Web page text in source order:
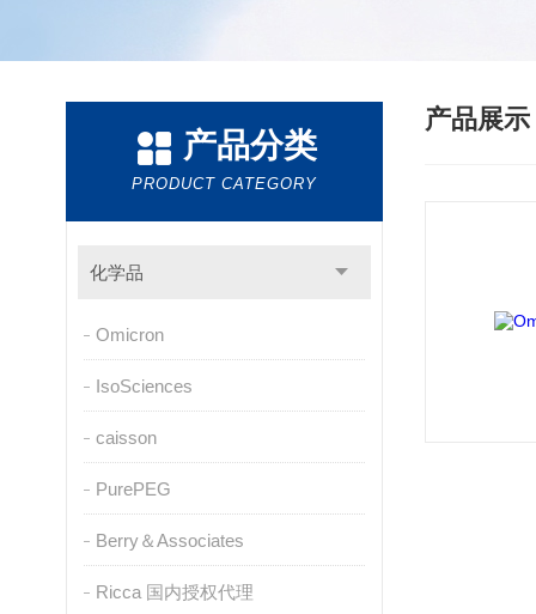
产品分类
PRODUCT CATEGORY
化学品
Omicron
IsoSciences
caisson
PurePEG
Berry＆Associates
Ricca 国内授权代理
产品展示